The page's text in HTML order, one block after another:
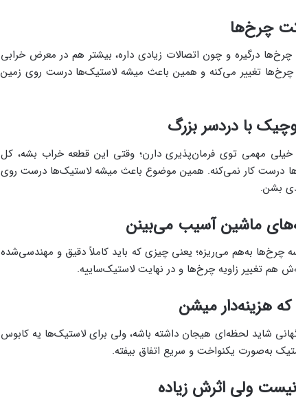
چرخ‌ها
درگیره و چون اتصالات زیادی داره، بیشتر هم در معرض خرابی
چرخ‌ها تغییر می‌کنه و همین باعث میشه لاستیک‌ها درست روی زمین
با دردسر بزرگ
مهمی توی فرمان‌پذیری دارن؛ وقتی این قطعه خراب بشه، کل
درست کار نمی‌کنه. همین موضوع باعث میشه لاستیک‌ها درست روی
بشن.
ماشین آسیب می‌بینن
چرخ‌ها به‌هم می‌ریزه؛ یعنی چیزی که باید کاملاً دقیق و مهندسی‌شده
هم تغییر زاویه چرخ‌ها و در نهایت لاستیک‌ساییه.
هزینه‌دار میشن
شاید لحظه‌ای هیجان داشته باشه، ولی برای لاستیک‌ها یه کابوس
به‌صورت یکنواخت و سریع اتفاق بیفته.
ولی اثرش زیاده